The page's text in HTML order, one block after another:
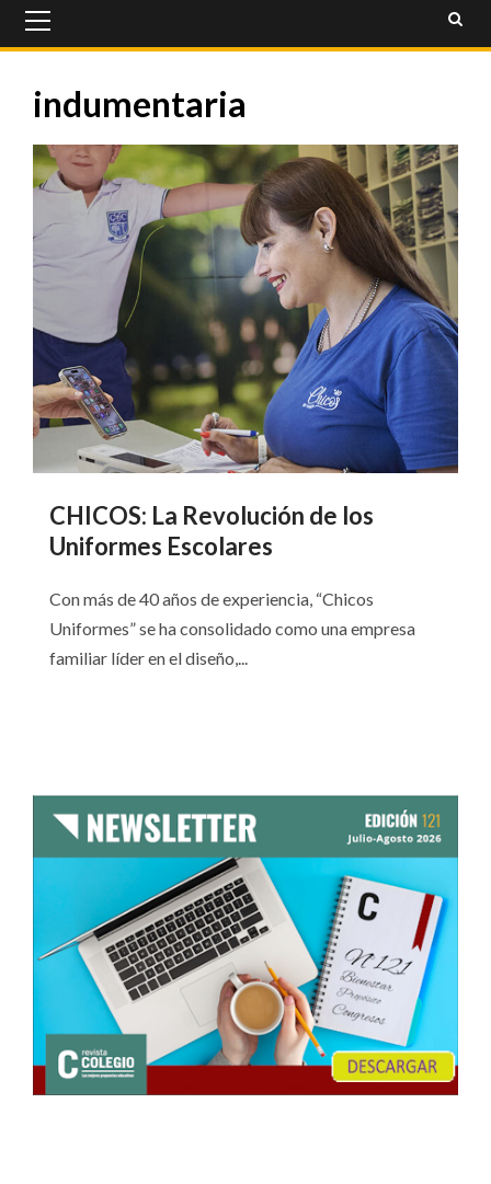
Menu
indumentaria
CHICOS: La Revolución de los
Uniformes Escolares
Con más de 40 años de experiencia, “Chicos
Uniformes” se ha consolidado como una empresa
familiar líder en el diseño,...